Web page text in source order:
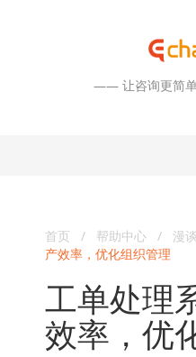
—— 让咨询更简
首页 / 帮助中心 / 漫
产效率，优化组织管理
工单处理
效率，优